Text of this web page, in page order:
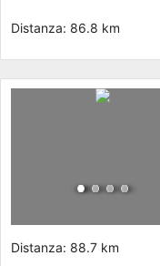
Distanza: 86.8 km
Distanza: 88.7 km